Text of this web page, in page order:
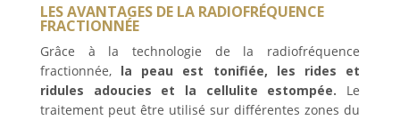
LES AVANTAGES DE LA RADIOFRÉQUENCE
FRACTIONNÉE
Grâce à la technologie de la radiofréquence
fractionnée,la peau est tonifiée, les rides et
ridules adoucies et la cellulite estompée. Le
traitement peut être utilisé sur différentes zones du